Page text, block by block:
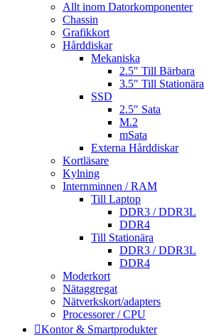
Allt inom Datorkomponenter
Chassin
Grafikkort
Hårddiskar
Mekaniska
2.5″ Till Bärbara
3.5″ Till Stationära
SSD
2.5″ Sata
M.2
mSata
Externa Hårddiskar
Kortläsare
Kylning
Internminnen / RAM
Till Laptop
DDR3 / DDR3L
DDR4
Till Stationära
DDR3 / DDR3L
DDR4
Moderkort
Nätaggregat
Nätverkskort/adapters
Processorer / CPU
Kontor & Smartprodukter